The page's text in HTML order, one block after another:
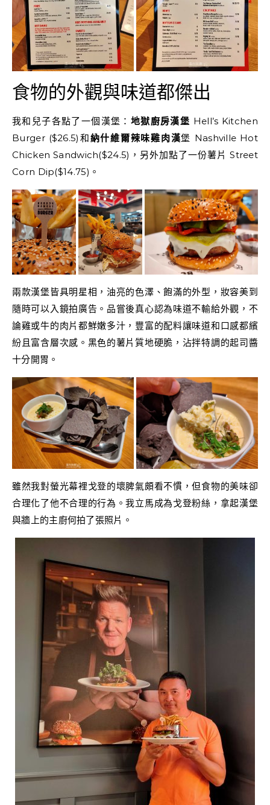
食物的外觀與味道都傑出
我和兒子各點了一個漢堡： 地獄廚房漢堡 Hell’s Kitchen
Burger ($26.5)和納什維爾辣味雞肉漢堡 Nashville Hot
Chicken Sandwich($24.5)，另外加點了一份薯片 Street
Corn Dip($14.75)。
兩款漢堡皆具明星相，油亮的色澤、飽滿的外型，妝容美到
隨時可以入鏡拍廣告。品嘗後真心認為味道不輸給外觀，不
論雞或牛的肉片都鮮嫩多汁，豐富的配料讓味道和口感都繽
紛且富含層次感。黑色的薯片質地硬脆，沾拌特調的起司醬
十分開胃。
雖然我對螢光幕裡戈登的壞脾氣頗看不慣，但食物的美味卻
合理化了他不合理的行為。我立馬成為戈登粉絲，拿起漢堡
與牆上的主廚何拍了張照片。